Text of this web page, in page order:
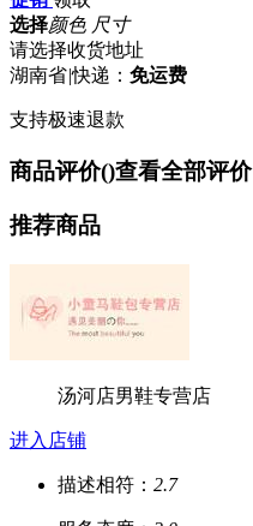
选择颜色 尺寸
请选择收货地址
湖南省|快递： 免运费
支持极速退款
商品评价()查看全部评价
推荐商品
汤河店男鞋专营店
进入店铺
描述相符： 2.7